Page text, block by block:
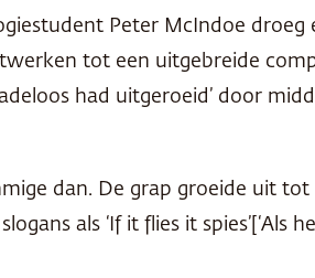
Peter McIndoe droeg
tot een uitgebreide
had uitgeroeid’ door
dan. De grap groeide uit
als ‘If it flies it spies’[‘Als